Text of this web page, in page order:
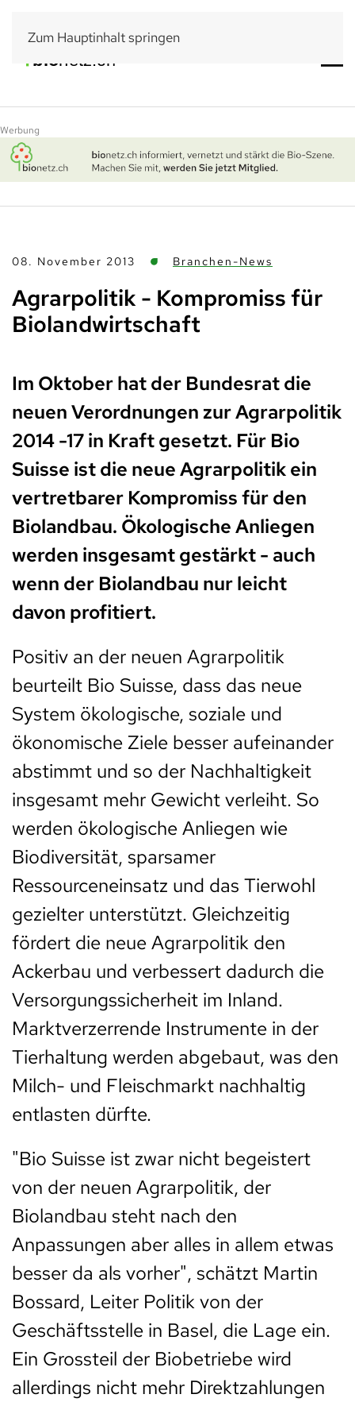
Zum Hauptinhalt springen
Werbung
08. November 2013 Branchen-News
Agrarpolitik - Kompromiss für
Biolandwirtschaft
Im Oktober hat der Bundesrat die
neuen Verordnungen zur Agrarpolitik
2014 -17 in Kraft gesetzt. Für Bio
Suisse ist die neue Agrarpolitik ein
vertretbarer Kompromiss für den
Biolandbau. Ökologische Anliegen
werden insgesamt gestärkt - auch
wenn der Biolandbau nur leicht
davon profitiert.
Positiv an der neuen Agrarpolitik
beurteilt Bio Suisse, dass das neue
System ökologische, soziale und
ökonomische Ziele besser aufeinander
abstimmt und so der Nachhaltigkeit
insgesamt mehr Gewicht verleiht. So
werden ökologische Anliegen wie
Biodiversität, sparsamer
Ressourceneinsatz und das Tierwohl
gezielter unterstützt. Gleichzeitig
fördert die neue Agrarpolitik den
Ackerbau und verbessert dadurch die
Versorgungssicherheit im Inland.
Marktverzerrende Instrumente in der
Tierhaltung werden abgebaut, was den
Milch- und Fleischmarkt nachhaltig
entlasten dürfte.
"Bio Suisse ist zwar nicht begeistert
von der neuen Agrarpolitik, der
Biolandbau steht nach den
Anpassungen aber alles in allem etwas
besser da als vorher", schätzt Martin
Bossard, Leiter Politik von der
Geschäftsstelle in Basel, die Lage ein.
Ein Grossteil der Biobetriebe wird
allerdings nicht mehr Direktzahlungen